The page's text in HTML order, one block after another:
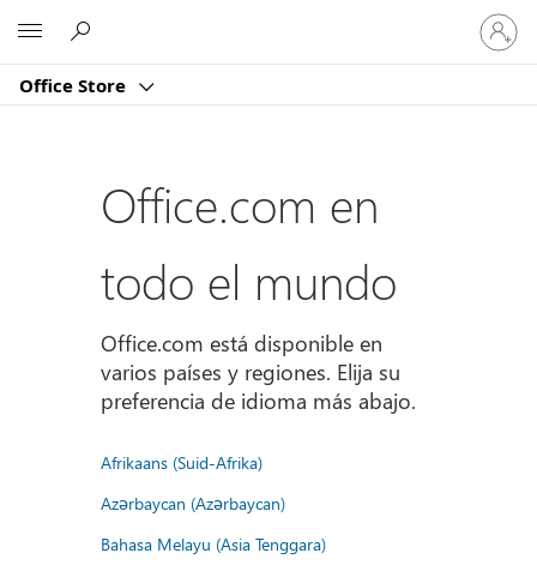
Office Store
Iniciar
sesión
en
cuenta
Office.com en
todo el mundo
Office.com está disponible en
varios países y regiones. Elija su
preferencia de idioma más abajo.
Afrikaans (Suid-Afrika)
Azərbaycan (Azərbaycan)
Bahasa Melayu (Asia Tenggara)